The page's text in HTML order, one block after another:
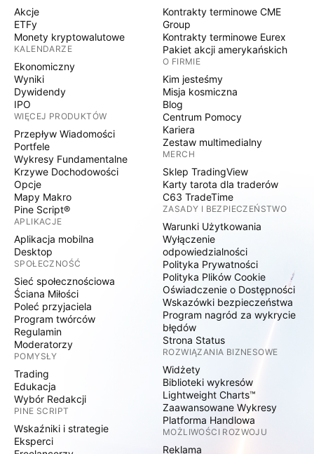
Akcje
ETFy
Monety kryptowalutowe
KALENDARZE
Ekonomiczny
Wyniki
Dywidendy
IPO
WIĘCEJ PRODUKTÓW
Przepływ Wiadomości
Portfele
Wykresy Fundamentalne
Krzywe Dochodowości
Opcje
Mapy Makro
Pine Script®
APLIKACJE
Aplikacja mobilna
Desktop
SPOŁECZNOŚĆ
Sieć społecznościowa
Ściana Miłości
Poleć przyjaciela
Program twórców
Regulamin
Moderatorzy
POMYSŁY
Trading
Edukacja
Wybór Redakcji
PINE SCRIPT
Wskaźniki i strategie
Eksperci
Kontrakty terminowe CME
Group
Kontrakty terminowe Eurex
Pakiet akcji amerykańskich
O FIRMIE
Kim jesteśmy
Misja kosmiczna
Blog
Centrum Pomocy
Kariera
Zestaw multimedialny
MERCH
Sklep TradingView
Karty tarota dla traderów
C63 TradeTime
ZASADY I BEZPIECZEŃSTWO
Warunki Użytkowania
Wyłączenie
odpowiedzialności
Polityka Prywatności
Polityka Plików Cookie
Oświadczenie o Dostępności
Wskazówki bezpieczeństwa
Program nagród za wykrycie
błędów
Strona Status
ROZWIĄZANIA BIZNESOWE
Widżety
Biblioteki wykresów
Lightweight Charts™
Zaawansowane Wykresy
Platforma Handlowa
MOŻLIWOŚCI ROZWOJU
Reklama